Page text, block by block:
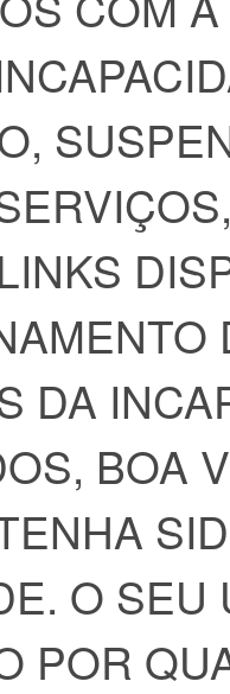
DA
BOA
O
POR